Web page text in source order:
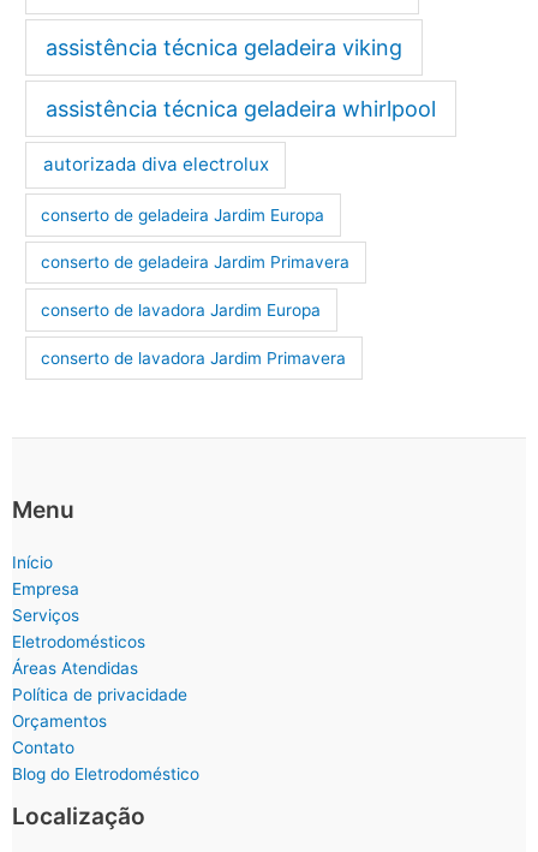
assistência técnica geladeira viking
assistência técnica geladeira whirlpool
autorizada diva electrolux
conserto de geladeira Jardim Europa
conserto de geladeira Jardim Primavera
conserto de lavadora Jardim Europa
conserto de lavadora Jardim Primavera
Menu
Início
Empresa
Serviços
Eletrodomésticos
Áreas Atendidas
Política de privacidade
Orçamentos
Contato
Blog do Eletrodoméstico
Localização